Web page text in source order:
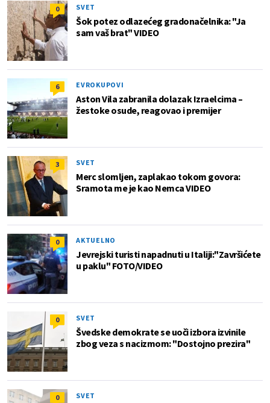
0 SVET
Šok potez odlazećeg gradonačelnika: "Ja
sam vaš brat" VIDEO
6 EVROKUPOVI
Aston Vila zabranila dolazak Izraelcima –
žestoke osude, reagovao i premijer
3 SVET
Merc slomljen, zaplakao tokom govora:
Sramota me je kao Nemca VIDEO
0 AKTUELNO
Jevrejski turisti napadnuti u Italiji:"Završićete
u paklu" FOTO/VIDEO
0 SVET
Švedske demokrate se uoči izbora izvinile
zbog veza s nacizmom: "Dostojno prezira"
0 SVET